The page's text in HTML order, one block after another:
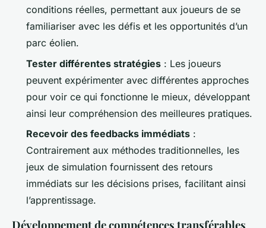
conditions réelles, permettant aux joueurs de se
familiariser avec les défis et les opportunités d’un
parc éolien.
Tester différentes stratégies : Les joueurs
peuvent expérimenter avec différentes approches
pour voir ce qui fonctionne le mieux, développant
ainsi leur compréhension des meilleures pratiques.
Recevoir des feedbacks immédiats :
Contrairement aux méthodes traditionnelles, les
jeux de simulation fournissent des retours
immédiats sur les décisions prises, facilitant ainsi
l’apprentissage.
Développement de compétences transférables